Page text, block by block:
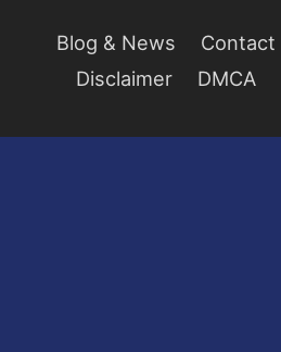
Blog & News Contact
Disclaimer
DMCA